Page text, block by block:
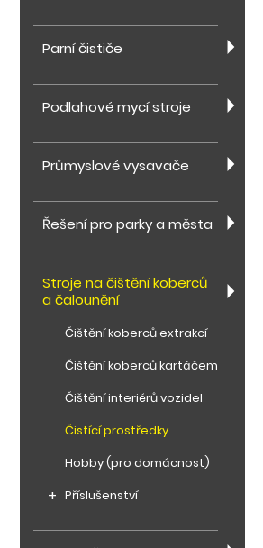
Parní čističe
Podlahové mycí stroje
Průmyslové vysavače
Řešení pro parky a města
Stroje na čištění koberců
a čalounění
Čištění koberců extrakcí
Čištění koberců kartáčem
Čištění interiérů vozidel
Čistící prostředky
Hobby (pro domácnost)
Příslušenství